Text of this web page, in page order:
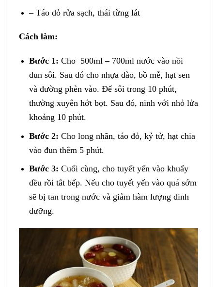
– Táo đỏ rửa sạch, thái từng lát
Cách làm:
Bước 1: Cho 500ml – 700ml nước vào nồi
đun sôi. Sau đó cho nhựa đào, bồ mễ, hạt sen
và đường phèn vào. Để sôi trong 10 phút,
thường xuyên hớt bọt. Sau đó, ninh với nhỏ lửa
khoảng 10 phút.
Bước 2: Cho long nhãn, táo đỏ, kỷ tử, hạt chia
vào đun thêm 5 phút.
Bước 3: Cuối cùng, cho tuyết yến vào khuấy
đều rồi tắt bếp. Nếu cho tuyết yến vào quá sớm
sẽ bị tan trong nước và giảm hàm lượng dinh
dưỡng.